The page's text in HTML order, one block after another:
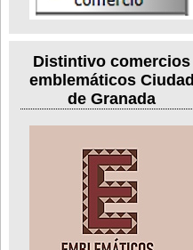
Distintivo comercios
emblemáticos Ciudad
de Granada